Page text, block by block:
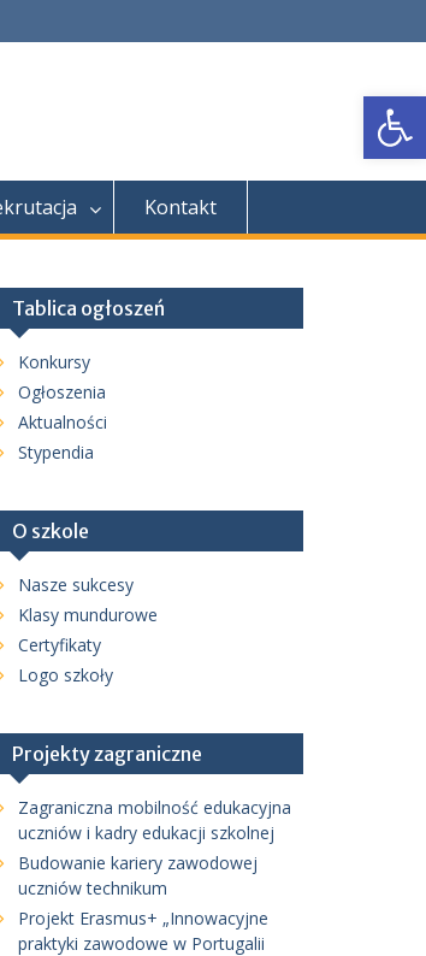
Kontakt
Tablica ogłoszeń
Konkursy
Ogłoszenia
Aktualności
Stypendia
O szkole
Nasze sukcesy
Klasy mundurowe
Certyfikaty
Logo szkoły
Projekty zagraniczne
Zagraniczna mobilność edukacyjna
uczniów i kadry edukacji szkolnej
Budowanie kariery zawodowej
uczniów technikum
Projekt Erasmus+ „Innowacyjne
praktyki zawodowe w Portugalii